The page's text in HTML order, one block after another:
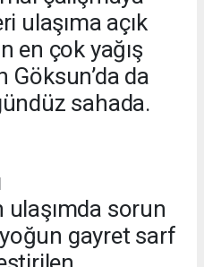
ulaşıma açık
en çok yağış
Göksun’da da
sahada.
ulaşımda sorun
gayret sarf